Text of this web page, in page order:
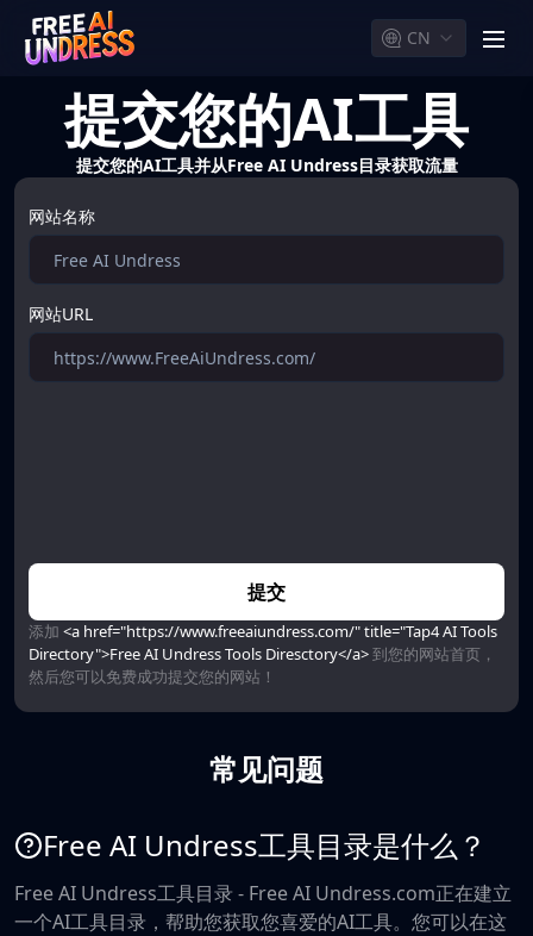
CN
提交您的AI工具
提交您的AI工具并从Free AI Undress目录获取流量
网站名称
网站URL
提交
添加 <a href="https://www.freeaiundress.com/" title="Tap4 AI Tools
Directory">Free AI Undress Tools Diresctory</a>到您的网站首页，
然后您可以免费成功提交您的网站！
常见问题
Free AI Undress工具目录是什么？
Free AI Undress工具目录 - Free AI Undress.com正在建立
一个AI工具目录，帮助您获取您喜爱的AI工具。您可以在这